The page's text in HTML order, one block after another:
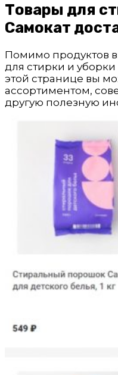
Товары для
Самокат
Помимо продуктов
для стирки и уборки
этой странице вы
ассортиментом,
другую полезную